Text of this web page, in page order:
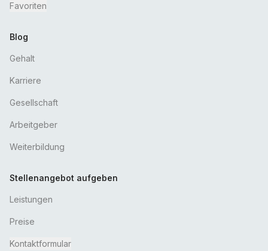
Favoriten
Blog
Gehalt
Karriere
Gesellschaft
Arbeitgeber
Weiterbildung
Stellenangebot aufgeben
Leistungen
Preise
Kontaktformular